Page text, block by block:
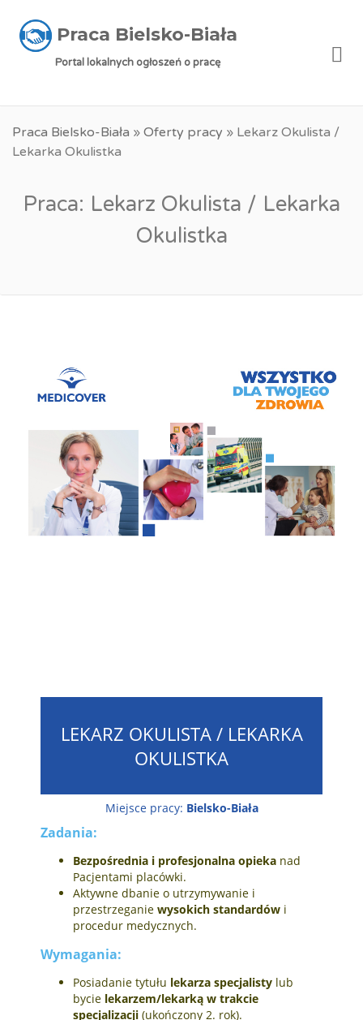
Praca Bielsko-Biała
Portal lokalnych ogłoszeń o pracę
Praca Bielsko-Biała » Oferty pracy » Lekarz Okulista /
Lekarka Okulistka
Praca: Lekarz Okulista / Lekarka
Okulistka
LEKARZ OKULISTA / LEKARKA
OKULISTKA
Miejsce pracy: Bielsko-Biała
Zadania:
Bezpośrednia i profesjonalna opieka nad
Pacjentami placówki.
Aktywne dbanie o utrzymywanie i
przestrzeganie wysokich standardów i
procedur medycznych.
Wymagania:
Posiadanie tytułu lekarza specjalisty lub
bycie lekarzem/lekarką w trakcie
specjalizacji (ukończony 2. rok).